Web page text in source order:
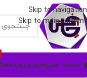
Skip to navigation
Skip to main content
صفحه اصلیاخبار و رویدادها